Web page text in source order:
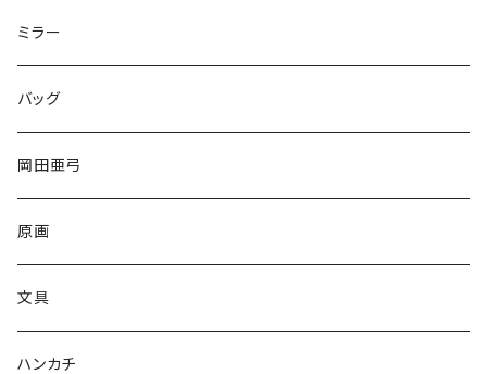
ミラー
バッグ
岡田亜弓
原画
文具
ハンカチ